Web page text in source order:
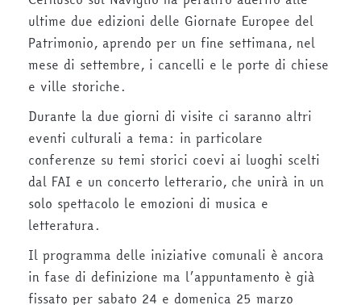
ultime due edizioni delle Giornate Europee del
Patrimonio, aprendo per un fine settimana, nel
mese di settembre, i cancelli e le porte di chiese
e ville storiche.
Durante la due giorni di visite ci saranno altri
eventi culturali a tema: in particolare
conferenze su temi storici coevi ai luoghi scelti
dal FAI e un concerto letterario, che unirà in un
solo spettacolo le emozioni di musica e
letteratura.
Il programma delle iniziative comunali è ancora
in fase di definizione ma l’appuntamento è già
fissato per sabato 24 e domenica 25 marzo